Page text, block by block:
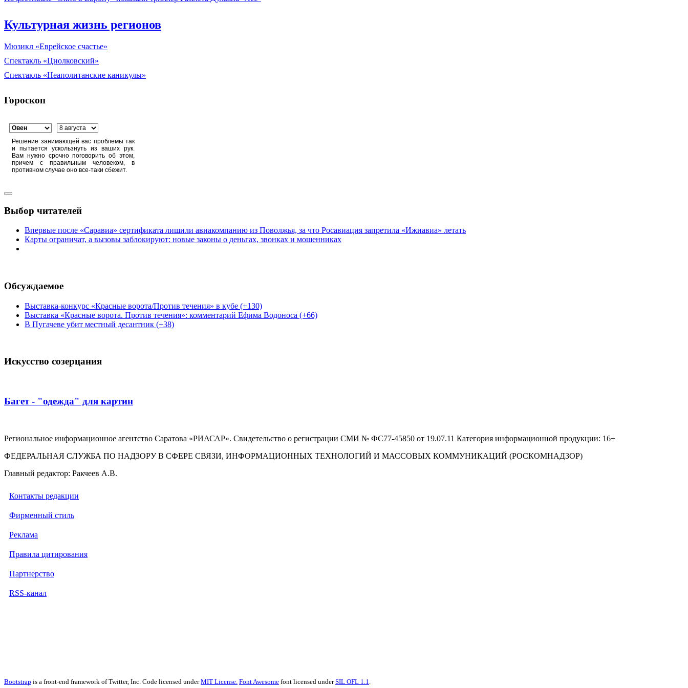
Культурная жизнь регионов
Мюзикл «Еврейское счастье»
Спектакль «Циолковский»
Спектакль «Неаполитанские каникулы»
Гороскоп
Решение занимающей вас проблемы так
и пытается ускользнуть из ваших рук.
Вам нужно срочно поговорить об этом,
причем с правильным человеком, в
противном случае оно все-таки сбежит.
Выбор читателей
Впервые после «Саравиа» сертификата лишили авиакомпанию из Поволжья, за что Росавиация запретила «Ижиавиа» летать
Карты ограничат, а вызовы заблокируют: новые законы о деньгах, звонках и мошенниках
Обсуждаемое
Выставка-конкурс «Красные ворота/Против течения» в кубе (+130)
Выставка «Красные ворота. Против течения»: комментарий Ефима Водоноса (+66)
В Пугачеве убит местный десантник (+38)
Искусство созерцания
Багет - "одежда" для картин
Региональное информационное агентство Саратова «РИАСАР». Свидетельство о регистрации СМИ № ФС77-45850 от 19.07.11 Категория информационной продукции: 16+
ФЕДЕРАЛЬНАЯ СЛУЖБА ПО НАДЗОРУ В СФЕРЕ СВЯЗИ, ИНФОРМАЦИОННЫХ ТЕХНОЛОГИЙ И МАССОВЫХ КОММУНИКАЦИЙ (РОСКОМНАДЗОР)
Главный редактор: Ракчеев А.В.
Контакты редакции
Фирменный стиль
Реклама
Правила цитирования
Партнерство
RSS-канал
Bootstrap is a front-end framework of Twitter, Inc. Code licensed underMIT License. Font Awesome font licensed underSIL OFL 1.1